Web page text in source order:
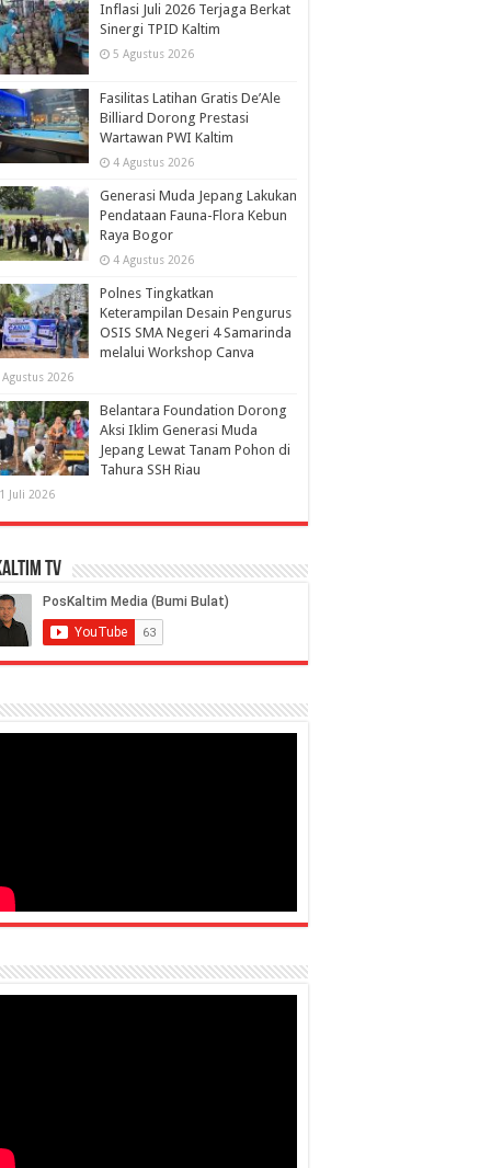
Inflasi Juli 2026 Terjaga Berkat
Sinergi TPID Kaltim
5 Agustus 2026
Fasilitas Latihan Gratis De’Ale
Billiard Dorong Prestasi
Wartawan PWI Kaltim
4 Agustus 2026
Generasi Muda Jepang Lakukan
Pendataan Fauna-Flora Kebun
Raya Bogor
4 Agustus 2026
Polnes Tingkatkan
Keterampilan Desain Pengurus
OSIS SMA Negeri 4 Samarinda
melalui Workshop Canva
Agustus 2026
Belantara Foundation Dorong
Aksi Iklim Generasi Muda
Jepang Lewat Tanam Pohon di
Tahura SSH Riau
Juli 2026
TV